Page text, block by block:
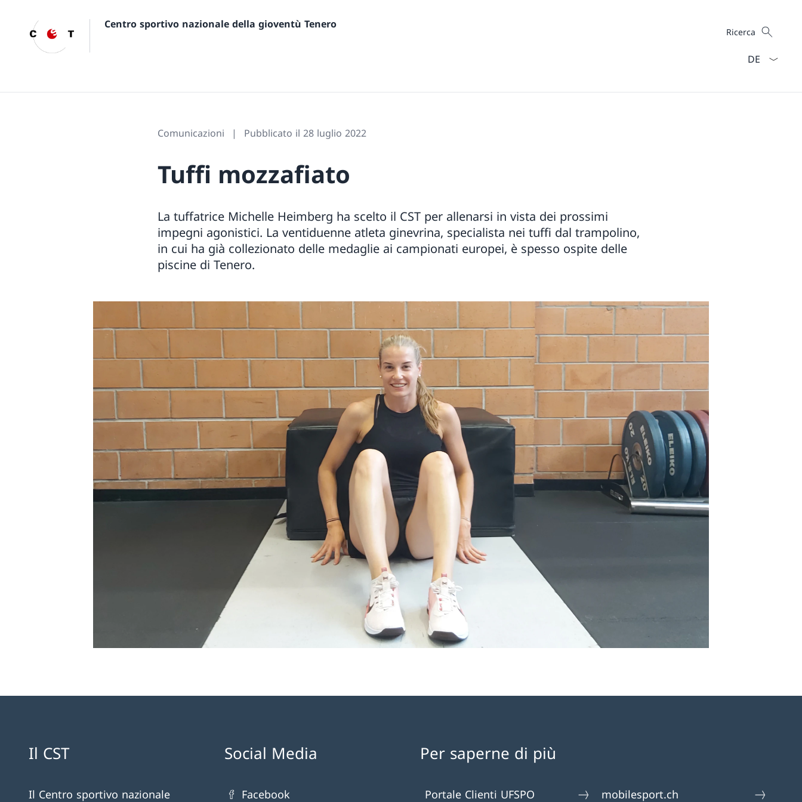
Centro sportivo nazionale della gioventù Tenero Cercare
Ricerca
Comunicazioni Pubblicato il 28 luglio 2022
Tuffi mozzafiato
La tuffatrice Michelle Heimberg ha scelto il CST per allenarsi in vista dei prossimi
impegni agonistici. La ventiduenne atleta ginevrina, specialista nei tuffi dal trampolino,
in cui ha già collezionato delle medaglie ai campionati europei, è spesso ospite delle
piscine di Tenero.
Il CST
Il Centro sportivo nazionale
Social Media
Facebook
Per saperne di più
Portale Clienti UFSPO mobilesport.ch